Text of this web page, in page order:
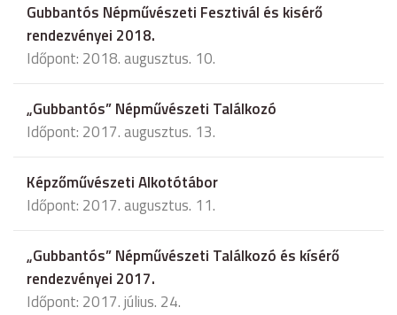
Gubbantós Népművészeti Fesztivál és kisérő
rendezvényei 2018.
Időpont: 2018. augusztus. 10.
„Gubbantós” Népművészeti Találkozó
Időpont: 2017. augusztus. 13.
Képzőművészeti Alkotótábor
Időpont: 2017. augusztus. 11.
„Gubbantós” Népművészeti Találkozó és kísérő
rendezvényei 2017.
Időpont: 2017. július. 24.